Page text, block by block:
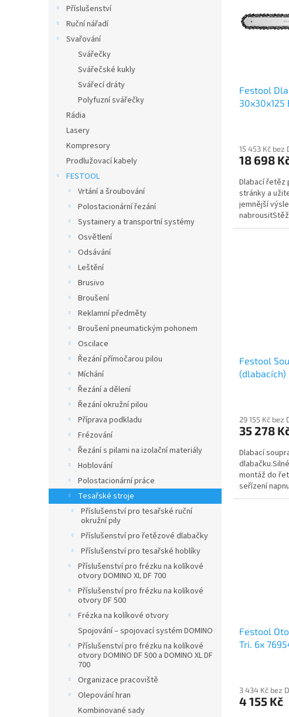
Příslušenství
Ruční nářadí
Svařování
Svářečky
Svářečské kukly
Svářecí dráty
Polyfuzní svářečky
Rádia
Lasery
Kompresory
Prodlužovací kabely
FESTOOL
Vrtání a šroubování
Polostacionární řezání
Systainery a transportní systémy
Osvětlení
Odsávání
Leštění
Brusivo
Broušení
Reklamní předměty
Broušení pneumatickým pohonem
Oscilace
Řezání přímočarou pilou
Míchání
Řezání a dělení
Řezání okružní pilou
Příprava podkladu
Frézování
Řezání s pilami na izolační materiály
Hoblování
Polostacionární práce
Tesařské stroje
Příslušenství pro tesařské ruční
okružní pily
Příslušenství pro řetězové dlabačky
Příslušenství pro tesařské hoblíky
Příslušenství pro frézku na kolíkové
otvory DOMINO XL DF 700
Příslušenství pro frézku na kolíkové
otvory DF 500
Frézka na kolíkové otvory
Spojování – spojovací systém DOMINO
Příslušenství pro frézku na kolíkové
otvory DOMINO DF 500 a DOMINO XL DF
700
Organizace pracoviště
Olepování hran
Kombinované sady
Festool
30x30x125
15 453 Kč bez
18 698
Dlabací řetěz
stránky a
jemnější
prácePráce...
Festool
(dlabacích)
29 155 Kč bez
35 278
Dlabací
montáž do
seřízení
Festool
Tri. 6x
3 434 Kč bez
4 155 Kč